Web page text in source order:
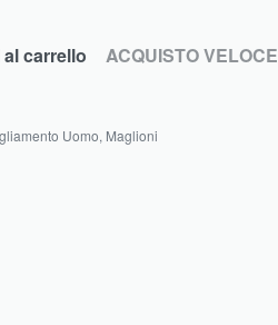
carrello ACQUISTO VELOCE
Uomo, Maglioni